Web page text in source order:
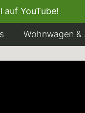
auf YouTube!
Wohnwagen &